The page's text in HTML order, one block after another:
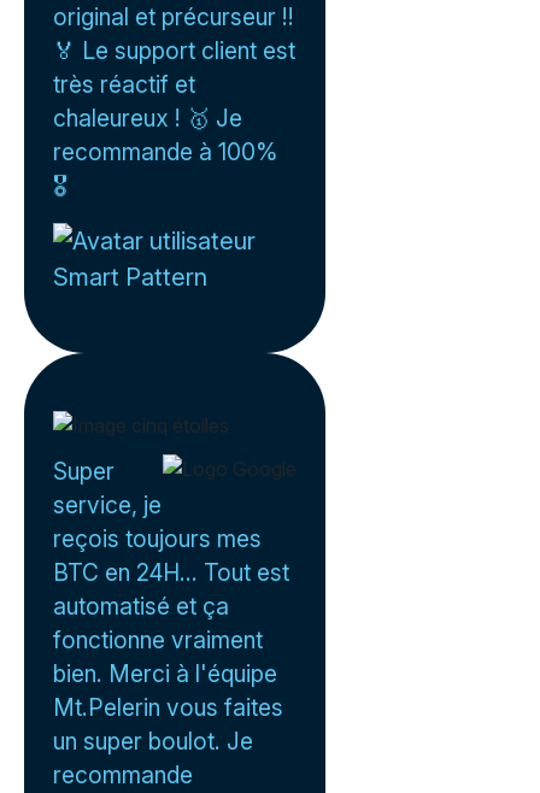
original et précurseur !!
🏅 Le support client est
très réactif et
chaleureux ! 🥇 Je
recommande à 100%
🎖️
Smart Pattern
Super
service, je
reçois toujours mes
BTC en 24H... Tout est
automatisé et ça
fonctionne vraiment
bien. Merci à l'équipe
Mt.Pelerin vous faites
un super boulot. Je
recommande